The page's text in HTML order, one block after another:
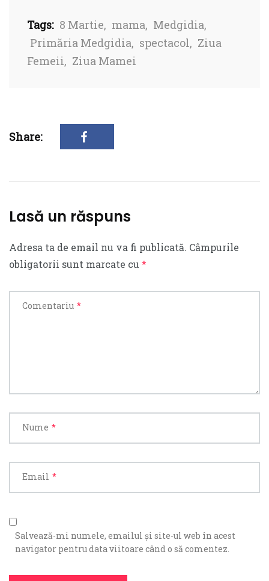
Tags: 8 Martie, mama, Medgidia,
Primăria Medgidia, spectacol, Ziua
Femeii, Ziua Mamei
Share:
Lasă un răspuns
Adresa ta de email nu va fi publicată. Câmpurile
obligatorii sunt marcate cu *
Comentariu *
Nume *
Email *
Salvează-mi numele, emailul și site-ul web în acest
navigator pentru data viitoare când o să comentez.